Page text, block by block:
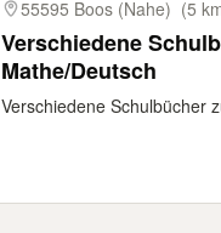
55595 Boos (Nahe) (5
Verschiedene
Mathe/Deutsch
Verschiedene Schulbücher